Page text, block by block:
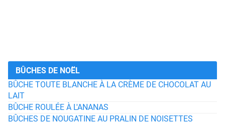
BÛCHES DE NOËL
BÛCHE TOUTE BLANCHE À LA CRÈME DE CHOCOLAT AU
LAIT
BÛCHE ROULÉE À L'ANANAS
BÛCHES DE NOUGATINE AU PRALIN DE NOISETTES